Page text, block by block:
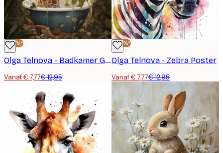
-40%*
Olga Telnova - Badkamer Giraffe Poster
Vanaf € 7,77€ 12,95
-40%*
Olga Telnova - Zebra Poster
Vanaf € 7,77€ 12,95